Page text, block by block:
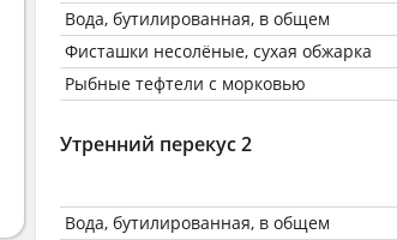
Вода, бутилированная, в общем
Фисташки несолёные, сухая обжарка
Рыбные тефтели с морковью
Утренний перекус 2
Вода, бутилированная, в общем